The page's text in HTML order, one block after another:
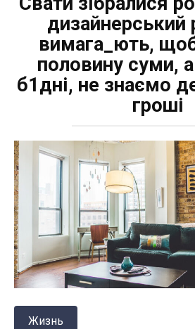
дизайнерський
вимага_ють,
половину суми,
б1дні, не знаємо
гроші
Жизнь